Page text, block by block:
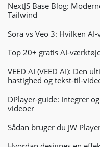
NextJS Base Blog:
Tailwind
Sora vs Veo 3: Hvilken
Top 20+ gratis AI-
VEED AI (VEED AI): Den
hastighed og tekst-til-
DPlayer-guide: Integrer
videoer
Sådan bruger du JW